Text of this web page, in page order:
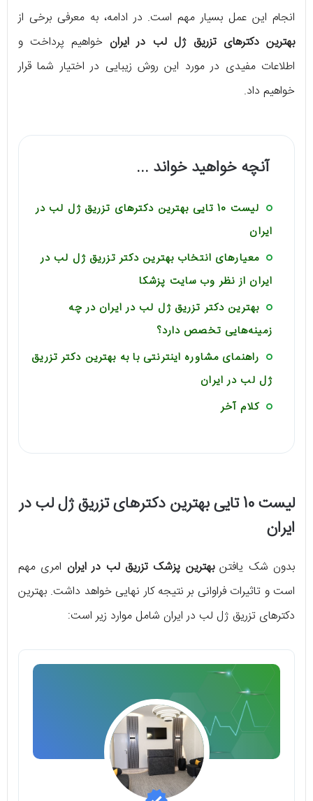
انجام این عمل بسیار مهم است. در ادامه، به معرفی برخی از
بهترین دکترهای تزریق ژل لب در ایران خواهیم پرداخت و
اطلاعات مفیدی در مورد این روش زیبایی در اختیار شما قرار
خواهیم داد.
آنچه خواهید خواند ...
لیست 10 تایی بهترین دکترهای تزریق ژل لب در
ایران
معیارهای انتخاب بهترین دکتر تزریق ژل لب در
ایران از نظر وب سایت پزشکا
بهترین دکتر تزریق ژل لب در ایران در چه
زمینه‌هایی تخصص دارد؟
راهنمای مشاوره اینترنتی با به بهترین دکتر تزریق
ژل لب در ایران
کلام آخر
لیست 10 تایی بهترین دکترهای تزریق ژل لب در
ایران
بدون شک یافتنبهترین پزشک تزریق لب در ایران امری مهم
است و تاثیرات فراوانی بر نتیجه کار نهایی خواهد داشت. بهترین
دکترهای تزریق ژل لب در ایران شامل موارد زیر است: